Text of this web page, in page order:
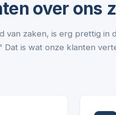
over ons
van zaken, is erg prettig in
Dat is wat onze klanten